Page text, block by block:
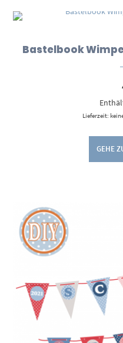
Bastelbook
Lieferzeit:
GEHE